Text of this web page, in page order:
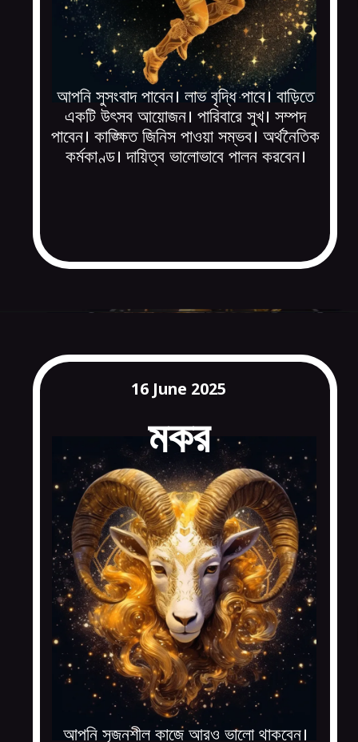
আপনি সুসংবাদ পাবেন। লাভ বৃদ্ধি পাবে। বাড়িতে
একটি উৎসব আয়োজন। পারিবারে সুখ। সম্পদ
পাবেন। কাঙ্ক্ষিত জিনিস পাওয়া সম্ভব। অর্থনৈতিক
কর্মকাণ্ড। দায়িত্ব ভালোভাবে পালন করবেন।
মকর
16 June 2025
আপনি সৃজনশীল কাজে আরও ভালো থাকবেন।